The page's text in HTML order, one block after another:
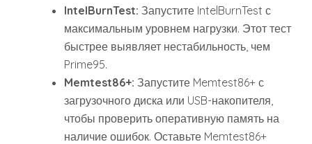
IntelBurnTest: Запустите IntelBurnTest с
максимальным уровнем нагрузки. Этот тест
быстрее выявляет нестабильность, чем
Prime95.
Memtest86+: Запустите Memtest86+ с
загрузочного диска или USB-накопителя,
чтобы проверить оперативную память на
наличие ошибок. Оставьте Memtest86+